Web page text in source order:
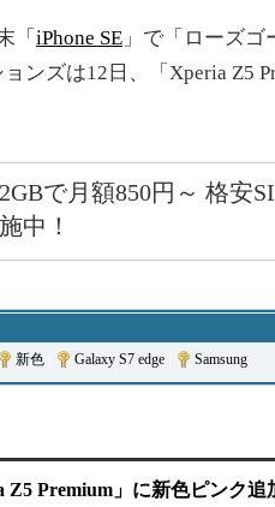
「 iPhone SE 」で「ローズ
ンズは12日、「Xperia Z5
で月額850円～ 格安
中！
新色 Galaxy S7 edge Samsung
Z5 Premium」に新色ピンク追